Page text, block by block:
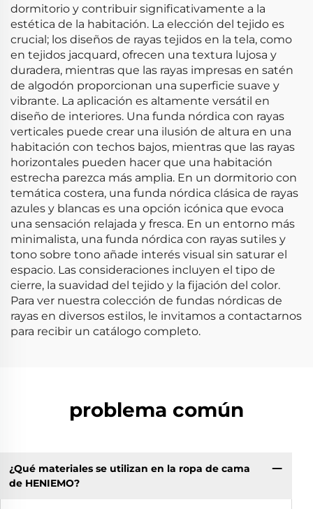
dormitorio y contribuir significativamente a la
estética de la habitación. La elección del tejido es
crucial; los diseños de rayas tejidos en la tela, como
en tejidos jacquard, ofrecen una textura lujosa y
duradera, mientras que las rayas impresas en satén
de algodón proporcionan una superficie suave y
vibrante. La aplicación es altamente versátil en
diseño de interiores. Una funda nórdica con rayas
verticales puede crear una ilusión de altura en una
habitación con techos bajos, mientras que las rayas
horizontales pueden hacer que una habitación
estrecha parezca más amplia. En un dormitorio con
temática costera, una funda nórdica clásica de rayas
azules y blancas es una opción icónica que evoca
una sensación relajada y fresca. En un entorno más
minimalista, una funda nórdica con rayas sutiles y
tono sobre tono añade interés visual sin saturar el
espacio. Las consideraciones incluyen el tipo de
cierre, la suavidad del tejido y la fijación del color.
Para ver nuestra colección de fundas nórdicas de
rayas en diversos estilos, le invitamos a contactarnos
para recibir un catálogo completo.
problema común
¿Qué materiales se utilizan en la ropa de cama
de HENIEMO?